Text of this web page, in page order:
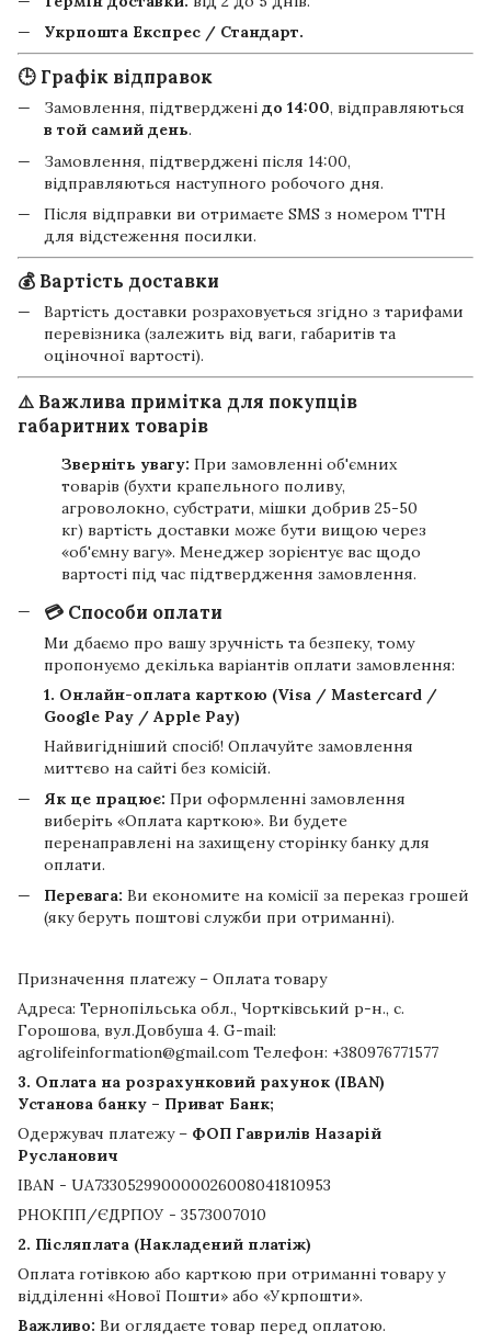
Укрпошта Експрес / Стандарт.
🕒 Графік відправок
Замовлення, підтверджені до 14:00, відправляються
в той самий день.
Замовлення, підтверджені після 14:00,
відправляються наступного робочого дня.
Після відправки ви отримаєте SMS з номером ТТН
для відстеження посилки.
💰 Вартість доставки
Вартість доставки розраховується згідно з тарифами
перевізника (залежить від ваги, габаритів та
оціночної вартості).
⚠️ Важлива примітка для покупців
габаритних товарів
Зверніть увагу: При замовленні об'ємних
товарів (бухти крапельного поливу,
агроволокно, субстрати, мішки добрив 25-50
кг) вартість доставки може бути вищою через
«об'ємну вагу». Менеджер зорієнтує вас щодо
вартості під час підтвердження замовлення.
💳 Способи оплати
Ми дбаємо про вашу зручність та безпеку, тому
пропонуємо декілька варіантів оплати замовлення:
1. Онлайн-оплата карткою (Visa / Mastercard /
Google Pay / Apple Pay)
Найвигідніший спосіб! Оплачуйте замовлення
миттєво на сайті без комісій.
Як це працює: При оформленні замовлення
виберіть «Оплата карткою». Ви будете
перенаправлені на захищену сторінку банку для
оплати.
Перевага: Ви економите на комісії за переказ грошей
(яку беруть поштові служби при отриманні).
Призначення платежу – Оплата товару
Адреса: Тернопільська обл., Чортківський р-н., с.
Горошова, вул.Довбуша 4. G-mail:
agrolifeinformation@gmail.com Телефон: +380976771577
3. Оплата на розрахунковий рахунок (IBAN)
Установа банку – Приват Банк;
Одержувач платежу – ФОП Гаврилів Назарій
Русланович
IBAN - UA733052990000026008041810953
РНОКПП/ЄДРПОУ - 3573007010
2. Післяплата (Накладений платіж)
Оплата готівкою або карткою при отриманні товару у
відділенні «Нової Пошти» або «Укрпошти».
Важливо: Ви оглядаєте товар перед оплатою.